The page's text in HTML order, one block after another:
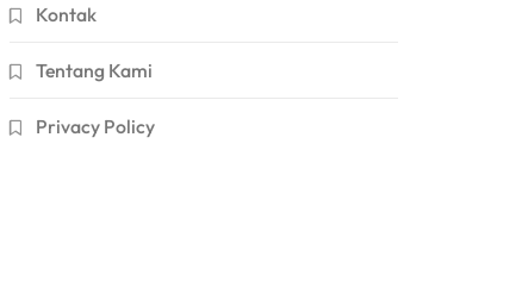
Kontak
Tentang Kami
Privacy Policy